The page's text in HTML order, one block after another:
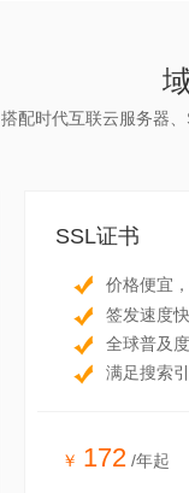
搭配时代互联云服务器
SSL证书
价格便宜
签发速度
全球普及
满足搜索
￥ 172 /年起